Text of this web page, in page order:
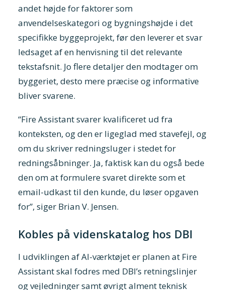
andet højde for faktorer som
anvendelseskategori og bygningshøjde i det
specifikke byggeprojekt, før den leverer et svar
ledsaget af en henvisning til det relevante
tekstafsnit. Jo flere detaljer den modtager om
byggeriet, desto mere præcise og informative
bliver svarene.
“Fire Assistant svarer kvalificeret ud fra
konteksten, og den er ligeglad med stavefejl, og
om du skriver redningsluger i stedet for
redningsåbninger. Ja, faktisk kan du også bede
den om at formulere svaret direkte som et
email-udkast til den kunde, du løser opgaven
for”, siger Brian V. Jensen.
Kobles på videnskatalog hos DBI
I udviklingen af AI-værktøjet er planen at Fire
Assistant skal fodres med DBI’s retningslinjer
og vejledninger samt øvrigt alment teknisk